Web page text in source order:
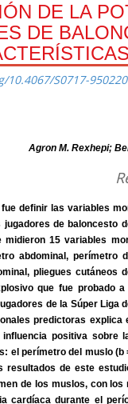
DE LA
DE
S0717-
Agron M. Rexhepi;
definir las variables
de baloncesto
midieron 15 variables
abdominal,
pliegues cutáneos
que fue probado
de la Súper
predictoras explica
positiva sobre
el perímetro del muslo
resultados de este
de los muslos, con
cardíaca durante el